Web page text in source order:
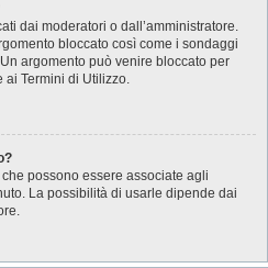
dai moderatori o dall’amministratore.
bloccato così come i sondaggi
argomento può venire bloccato per
ai Termini di Utilizzo.
possono essere associate agli
La possibilità di usarle dipende dai